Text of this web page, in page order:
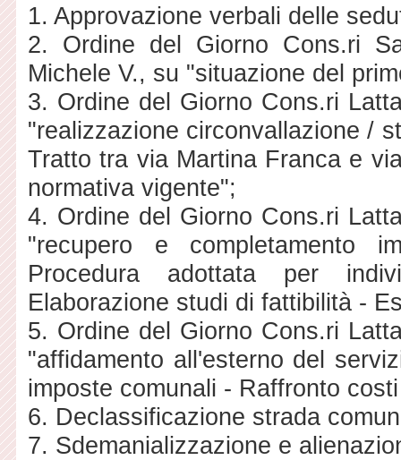
1. Approvazione verbali delle
2. Ordine del Giorno Cons.ri
Michele V., su "situazione del
3. Ordine del Giorno Cons.ri
"realizzazione circonvallazione /
Tratto tra via Martina Franca e
normativa vigente";
4. Ordine del Giorno Cons.ri
"recupero e completamento
Procedura adottata per
Elaborazione studi di fattibilità -
5. Ordine del Giorno Cons.ri
"affidamento all'esterno del
imposte comunali - Raffronto
6. Declassificazione strada
7. Sdemanializzazione e